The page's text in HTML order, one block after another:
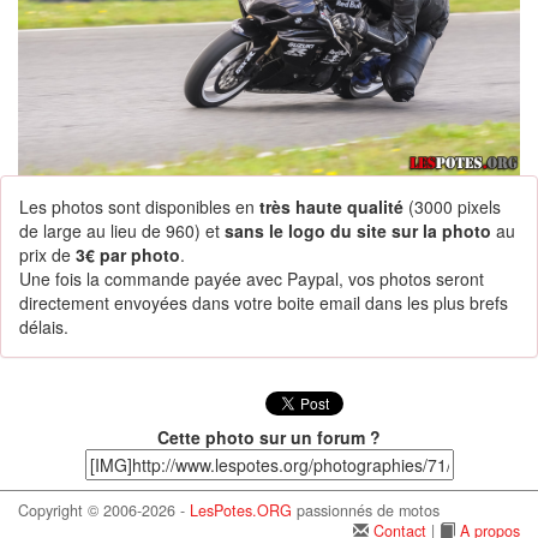
Les photos sont disponibles en très haute qualité (3000 pixels
de large au lieu de 960) et sans le logo du site sur la photo au
prix de 3€ par photo.
Une fois la commande payée avec Paypal, vos photos seront
directement envoyées dans votre boite email dans les plus brefs
délais.
Cette photo sur un forum ?
Copyright © 2006-2026 - LesPotes.ORG passionnés de motos
Contact | A propos